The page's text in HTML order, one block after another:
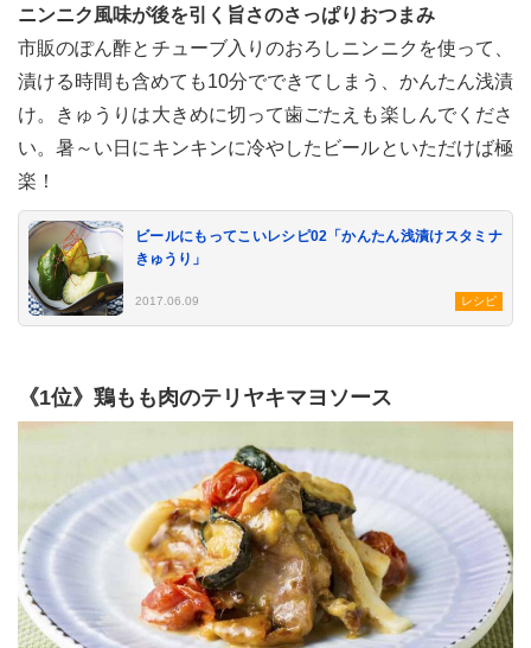
ニンニク風味が後を引く旨さのさっぱりおつまみ
市販のぽん酢とチューブ入りのおろしニンニクを使って、
漬ける時間も含めても10分でできてしまう、かんたん浅漬
け。きゅうりは大きめに切って歯ごたえも楽しんでくださ
い。暑～い日にキンキンに冷やしたビールといただけば極
楽！
ビールにもってこいレシピ02「かんたん浅漬けスタミナ
きゅうり」
2017.06.09 レシピ
《1位》鶏もも肉のテリヤキマヨソース